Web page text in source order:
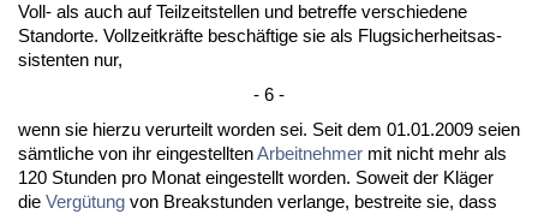
Voll- als auch auf Teil­zeit­stel­len und be­tref­fe ver­schie­de­ne
Stand­or­te. Voll­zeit­kräfte beschäfti­ge sie als Flug­si­cher­heits­as­
sis­ten­ten nur,
- 6 -
wenn sie hier­zu ver­ur­teilt wor­den sei. Seit dem 01.01.2009 sei­en
sämt­li­che von ihr ein­ge­stell­tenAr­beit­neh­mer mit nicht mehr als
120 St­un­den pro Mo­nat ein­ge­stellt wor­den. So­weit der Kläger
die Vergütung von Break­stun­den ver­lan­ge, be­strei­te sie, dass